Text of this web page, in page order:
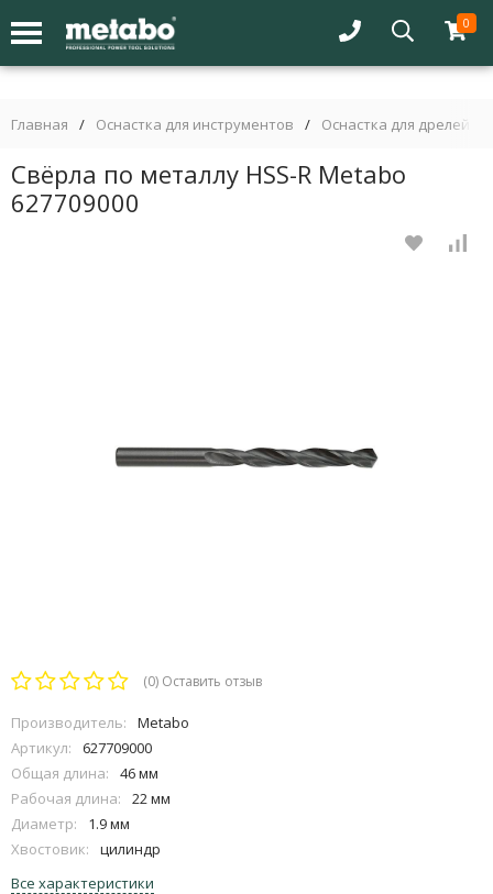
0
Главная / Оснастка для инструментов / Оснастка для дрелей
Свёрла по металлу HSS-R Metabo
627709000
(0) Оставить отзыв
Производитель:
Metabo
Артикул:
627709000
Общая длина:
46 мм
Рабочая длина:
22 мм
Диаметр:
1.9 мм
Хвостовик:
цилиндр
Все характеристики